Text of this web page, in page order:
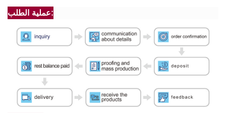
عملية الطلب: